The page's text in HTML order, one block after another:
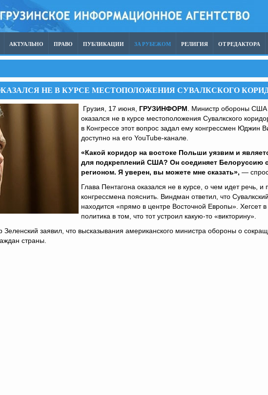
АКТУАЛЬНО ПРАВО ПУБЛИКАЦИИ ЗА РУБЕЖОМ РЕЛИГИЯ ОТ РЕДАКТОРА
НЕ В КУРСЕ МЕСТОПОЛОЖЕНИЯ СУВАЛКСКОГО
Грузия, 17 июня, ГРУЗИНФОРМ . Министр обороны США
оказался не в курсе местоположения Сувалкского
в Конгрессе этот вопрос задал ему конгрессмен Юджин
доступно на его YouTube-канале.
«Какой коридор на востоке Польши уязвим и
для подкреплений США? Он соединяет Белоруссию
регионом. Я уверен, вы можете мне сказать», —
Глава Пентагона оказался не в курсе, о чем идет речь, и
конгрессмена пояснить. Виндман ответил, что
находится «прямо в центре Восточной Европы». Хегсет в
политика в том, что тот устроил какую-то «викторину».
заявил, что высказывания американского министра обороны о
страны.